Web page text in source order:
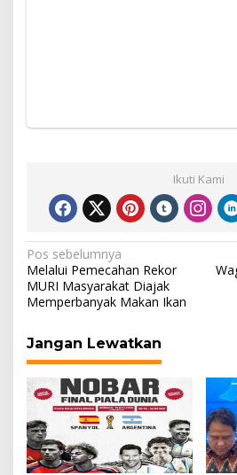
Ikuti Kami
Navigasi
pos
Pos sebelumnya
Melalui Pemecahan Rekor
MURI Masyarakat Diajak
Memperbanyak Makan Ikan
Jangan Lewatkan